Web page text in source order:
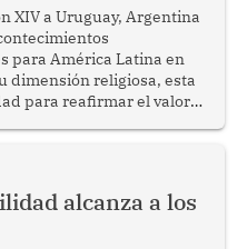
XIV a Uruguay, Argentina
para América Latina en
dimensión religiosa, esta
para reafirmar el valor
desarrollo, cohesión
alcanza a los